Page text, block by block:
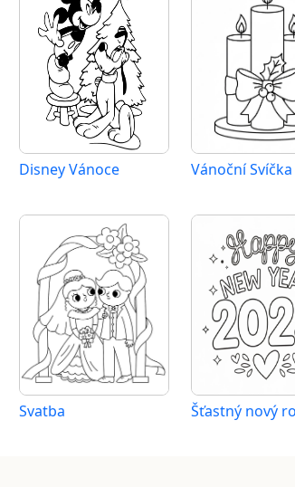
Disney Vánoce Vánoční Svíčka
Svatba Šťastný nový